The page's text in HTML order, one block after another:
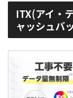
ITX(アイ・
ャッシュバ